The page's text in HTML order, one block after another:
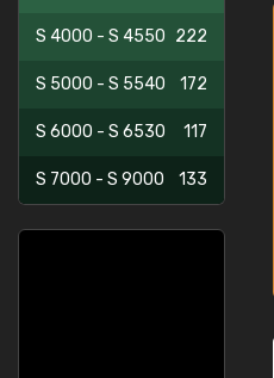
S 4000 - S 4550 222
S 5000 - S 5540 172
S 6000 - S 6530 117
S 7000 - S 9000 133